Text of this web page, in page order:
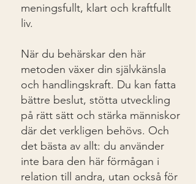
meningsfullt, klart och kraftfullt
liv.
När du behärskar den här
metoden växer din självkänsla
och handlingskraft. Du kan fatta
bättre beslut, stötta utveckling
på rätt sätt och stärka människor
där det verkligen behövs. Och
det bästa av allt: du använder
inte bara den här förmågan i
relation till andra, utan också för